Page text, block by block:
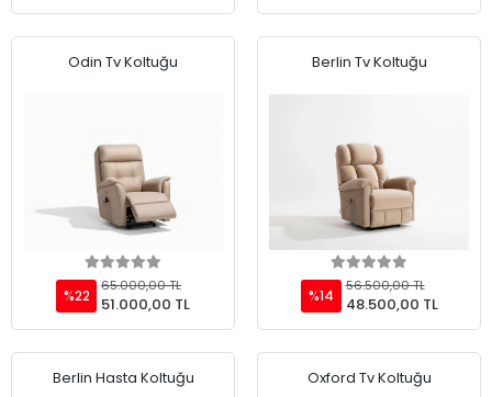
Odin Tv Koltuğu
Add to cart
%22
65.000,00 TL
51.000,00 TL
Berlin Tv Koltuğu
Add to cart
%14
56.500,00 TL
48.500,00 TL
Berlin Hasta Koltuğu Oxford Tv Koltuğu